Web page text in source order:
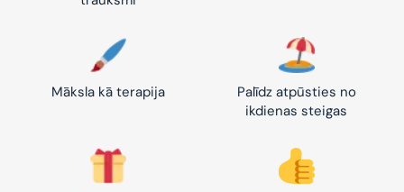
Māksla kā terapija
Palīdz atpūsties no
ikdienas steigas